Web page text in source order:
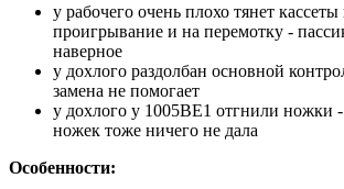
у рабочего очень плохо тянет кассеты
проигрывание и на перемотку -
наверное
у дохлого раздолбан основной
замена не помогает
у дохлого у 1005ВЕ1 отгнили ножки
ножек тоже ничего не дала
Особенности: